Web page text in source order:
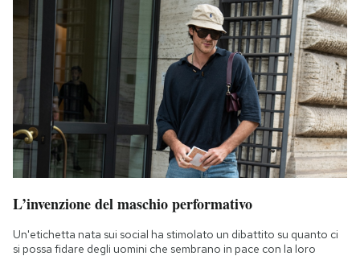
L’invenzione del maschio performativo
Un'etichetta nata sui social ha stimolato un dibattito su quanto ci
si possa fidare degli uomini che sembrano in pace con la loro